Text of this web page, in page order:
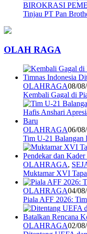
BIROKRASI
Tinjau PT Pan
OLAH RAGA
OLAHRAGA08/
Kembali Gagal di
OLAHRAGA06/
Tim U-21
OLAHRAGA,
Muktamar XVI
OLAHRAGA04/
Piala AFF 2026:
OLAHRAGA02/